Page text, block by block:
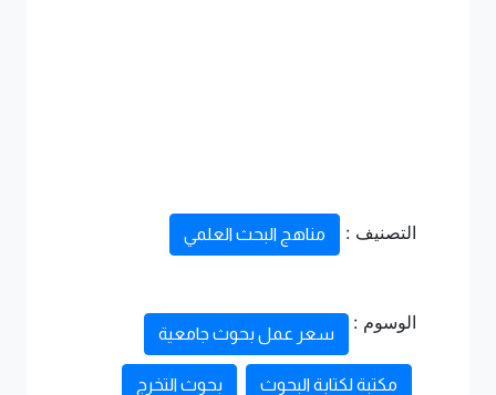
التصنيف : مناهج البحث العلمي
الوسوم :
سعر عمل بحوث جامعية
مكتبة لكتابة البحوث بحوث التخرج